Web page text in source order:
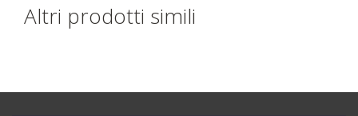
Altri prodotti simili